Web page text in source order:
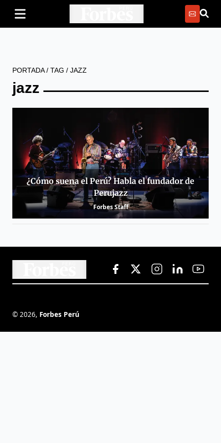
PORTADA/ TAG / JAZZ
jazz
¿Cómo suena el Perú? Habla el fundador de
Perujazz
Forbes Staff
© 2026, Forbes Perú